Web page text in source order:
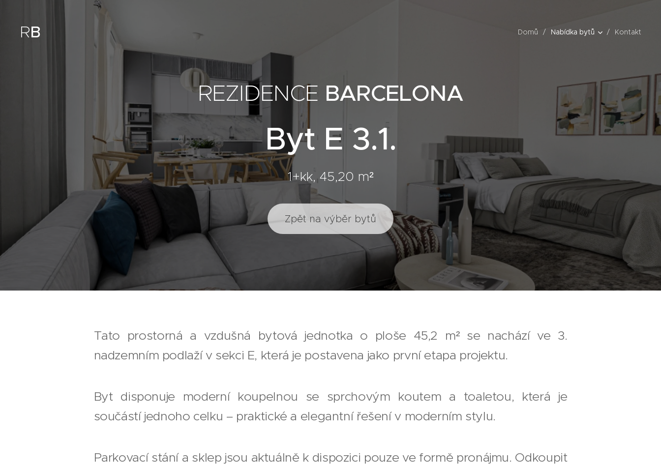
RB Domů Nabídka bytů Kontakt
REZIDENCE BARCELONA
Byt E 3.1.
1+kk, 45,20 m²
Zpět na výběr bytů
Tato prostorná a vzdušná bytová jednotka o ploše 45,2 m² se nachází ve 3.
nadzemním podlaží v sekci E, která je postavena jako první etapa projektu.
Byt disponuje moderní koupelnou se sprchovým koutem a toaletou, která je
součástí jednoho celku – praktické a elegantní řešení v moderním stylu.
Parkovací stání a sklep jsou aktuálně k dispozici pouze ve formě pronájmu. Odkoupit